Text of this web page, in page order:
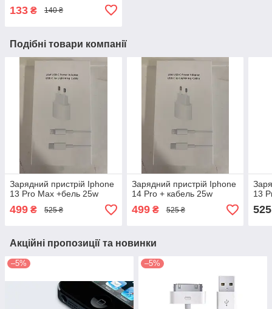
133 ₴ 140 ₴
Подібні товари компанії
Зарядний пристрій Iphone
13 Pro Max +бель 25w
499 ₴ 525 ₴
Зарядний пристрій Iphone
14 Pro + кабель 25w
499₴ 525 ₴
13
525
Акційні пропозиції та новинки
–5% –5%